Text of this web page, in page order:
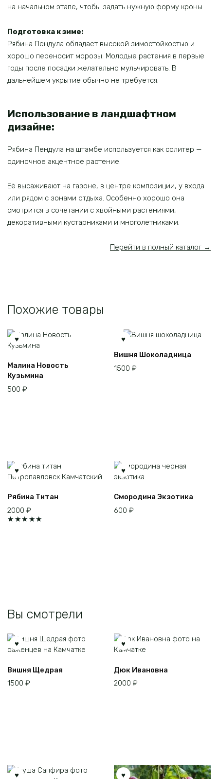
на начальном этапе, чтобы задать нужную форму кроны.
Подготовка к зиме:
Рябина Пендула обладает высокой зимостойкостью и
хорошо переносит морозы. Молодые растения в первые
годы после посадки желательно мульчировать. В
дальнейшем укрытие обычно не требуется.
Использование в ландшафтном
дизайне:
Рябина Пендула на штамбе используется как солитер —
одиночное акцентное растение.
Её высаживают на газоне, в центре композиции, у входа
или рядом с зонами отдыха. Особенно хорошо она
смотрится в сочетании с хвойными растениями,
декоративными кустарниками и многолетниками.
Перейти в полный каталог →
Похожие товары
Малина Новость
Кузьмина
500 ₽
Вишня Шоколадница
1500 ₽
Рябина Титан
2000 ₽
Смородина Экзотика
600 ₽
Вы смотрели
Вишня Щедрая
1500 ₽
Дюк Ивановна
2000 ₽